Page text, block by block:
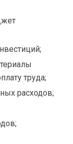
труда;
расходов;